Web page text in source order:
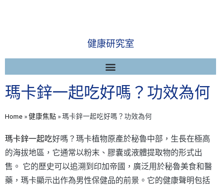
健康研究室
瑪卡鋅一起吃好嗎？功效為何
Home »健康焦點 »瑪卡鋅一起吃好嗎？功效為何
瑪卡鋅一起吃好嗎？瑪卡植物原產於秘魯中部，生長在極高
的海拔地區，它通常以粉末、膠囊或液體提取物的形式出
售。 它的歷史可以追溯到印加帝國，廣泛用於秘魯美食和醫
藥，瑪卡顯示出作為男性保健品的前景。它的健康聲明包括